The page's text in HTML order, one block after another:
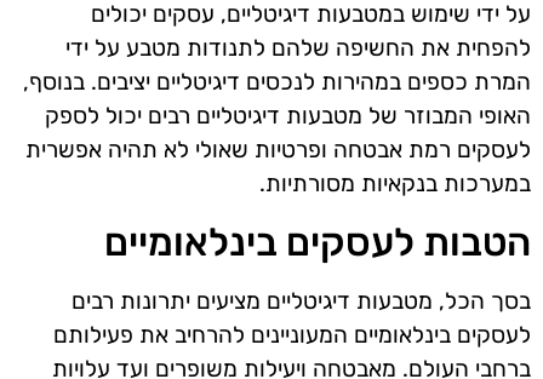
על ידי שימוש במטבעות דיגיטליים, עסקים יכולים
להפחית את החשיפה שלהם לתנודות מטבע על ידי
המרת כספים במהירות לנכסים דיגיטליים יציבים. בנוסף,
האופי המבוזר של מטבעות דיגיטליים רבים יכול לספק
לעסקים רמת אבטחה ופרטיות שאולי לא תהיה אפשרית
במערכות בנקאיות מסורתיות.
הטבות לעסקים בינלאומיים
בסך הכל, מטבעות דיגיטליים מציעים יתרונות רבים
לעסקים בינלאומיים המעוניינים להרחיב את פעילותם
ברחבי העולם. מאבטחה ויעילות משופרים ועד עלויות